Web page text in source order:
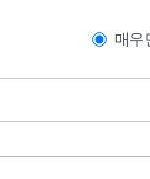
매우